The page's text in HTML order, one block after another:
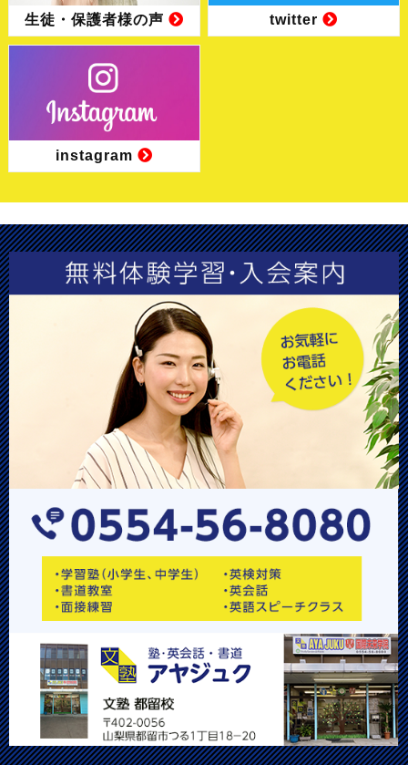
生徒・保護者様の声 twitter
instagram